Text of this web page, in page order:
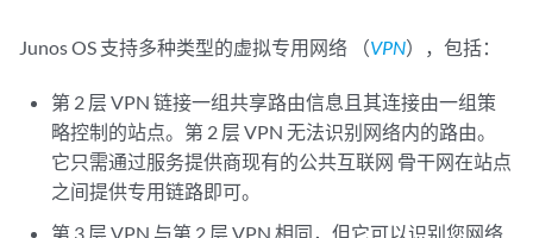
Junos OS 支持多种类型的虚拟专用网络 （VPN），包括：
第 2 层 VPN 链接一组共享路由信息且其连接由一组策
略控制的站点。第 2 层 VPN 无法识别网络内的路由。
它只需通过服务提供商现有的公共互联网 骨干网在站点
之间提供专用链路即可。
第 3 层 VPN 与第 2 层 VPN 相同，但它可以识别您网络